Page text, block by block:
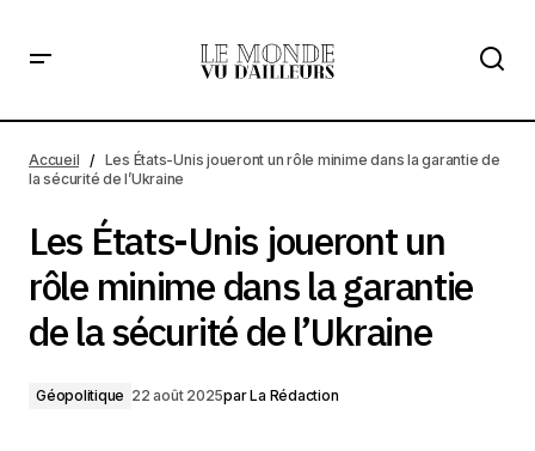
la sécurité de l’Ukraine
Accueil
Les États-Unis joueront un rôle minime dans la garantie de
la sécurité de l’Ukraine
Les États-Unis joueront un
rôle minime dans la garantie
de la sécurité de l’Ukraine
Géopolitique 22 août 2025parLa Rédaction